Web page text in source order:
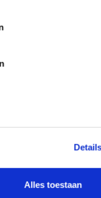
Alles toestaan
gewicht en
Erg blij